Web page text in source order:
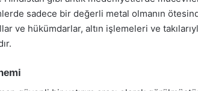
sadece bir değerli metal olmanın
ve hükümdarlar, altın işlemeleri ve